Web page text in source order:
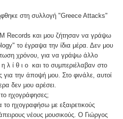
στη συλλογή "Greece Attacks"
Records και μου ζήτησαν να γράψω
το έγραψα την ίδια μέρα. Δεν μου
χρόνου, για να γράψω άλλο
ί θ ι ο και το συμπεριέλαβαν στο
την άποψή μου. Στο φινάλε, αυτοί
δεν μου αρέσει.
ηχογράφησες;
το ηχογραφήσω με εξαιρετικούς
νέους μουσικούς. Ο Γιώργος